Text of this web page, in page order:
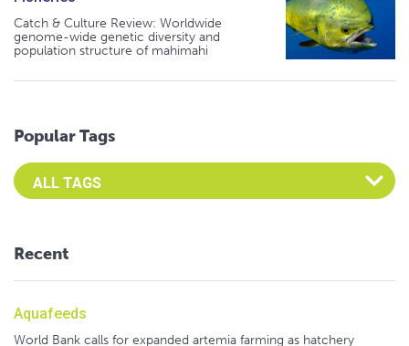
Catch & Culture Review: Worldwide
genome-wide genetic diversity and
population structure of mahimahi
Popular Tags
Select an Advocate Tag to view it's posts
Recent
Aquafeeds
World Bank calls for expanded artemia farming as hatchery